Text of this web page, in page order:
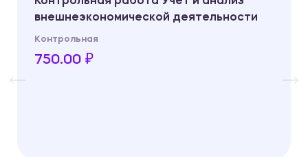
внешнеэкономической деятельности
Контрольная
750.00 ₽